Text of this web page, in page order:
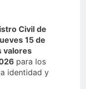
Civil de
15 de
valores
para los
identidad y